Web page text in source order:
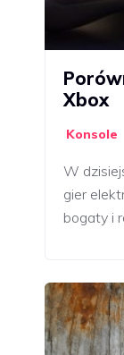
Xbox
Konsole
W
gier
bogaty i